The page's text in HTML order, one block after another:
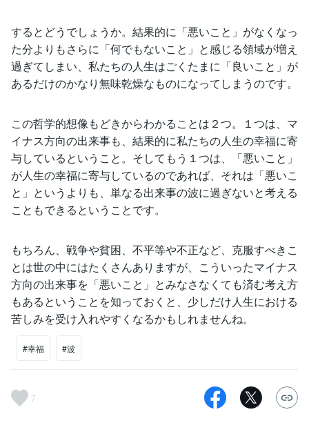
するとどうでしょうか。結果的に「悪いこと」がなくなっ
た分よりもさらに「何でもないこと」と感じる領域が増え
過ぎてしまい、私たちの人生はごくたまに「良いこと」が
あるだけのかなり無味乾燥なものになってしまうのです。
この哲学的想像もどきからわかることは２つ。１つは、マ
イナス方向の出来事も、結果的に私たちの人生の幸福に寄
与しているということ。そしてもう１つは、「悪いこと」
が人生の幸福に寄与しているのであれば、それは「悪いこ
と」というよりも、単なる出来事の波に過ぎないと考える
こともできるということです。
もちろん、戦争や貧困、不平等や不正など、克服すべきこ
とは世の中にはたくさんありますが、こういったマイナス
方向の出来事を「悪いこと」とみなさなくても済む考え方
もあるということを知っておくと、少しだけ人生における
苦しみを受け入れやすくなるかもしれませんね。
#幸福 #波
7